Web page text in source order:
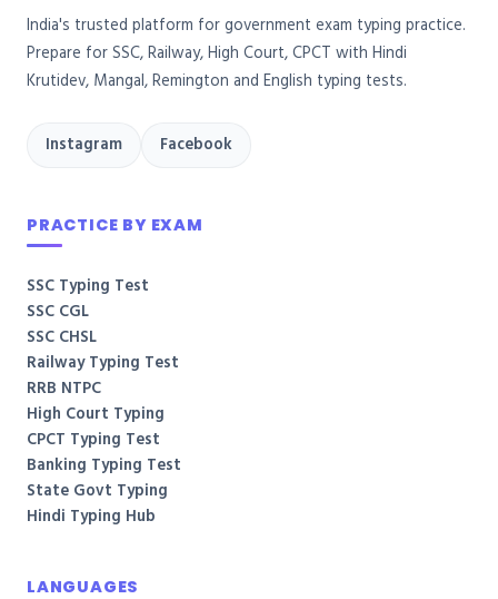
India's trusted platform for government exam typing practice.
Prepare for SSC, Railway, High Court, CPCT with Hindi
Krutidev, Mangal, Remington and English typing tests.
Instagram Facebook
PRACTICE BY EXAM
SSC Typing Test
SSC CGL
SSC CHSL
Railway Typing Test
RRB NTPC
High Court Typing
CPCT Typing Test
Banking Typing Test
State Govt Typing
Hindi Typing Hub
LANGUAGES